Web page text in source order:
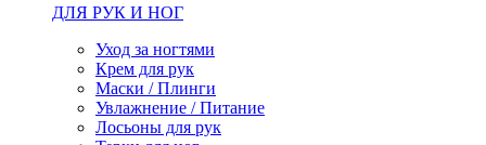
ДЛЯ РУК И НОГ
Уход за ногтями
Крем для рук
Маски / Плинги
Увлажнение / Питание
Лосьоны для рук